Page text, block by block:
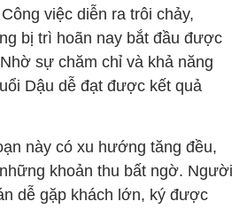
việc diễn ra trôi chảy,
bị trì hoãn nay bắt đầu được
sự chăm chỉ và khả năng
Dậu dễ đạt được kết quả
này có xu hướng tăng đều,
khoản thu bất ngờ. Người
dễ gặp khách lớn, ký được